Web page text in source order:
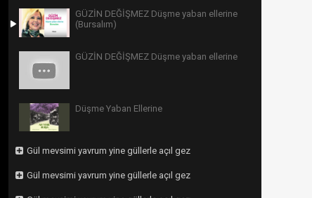
GÜZİN DEĞİŞMEZ Düşme yaban ellerine
(Bursalım)
GÜZİN DEĞİŞMEZ Düşme yaban ellerine
Düşme Yaban Ellerine
Gül mevsimi yavrum yine güllerle açıl gez
Gül mevsimi yavrum yine güllerle açıl gez